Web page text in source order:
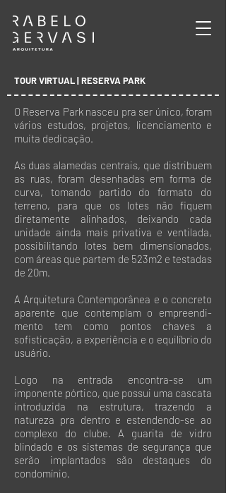
TOUR VIRTUAL |RESERVA PARK
O Reserva Park nasceu pra ser único, foram
vários estudos, projetos, licenciamento e
muita dedicação.
As duas alamedas centrais, que distribuem
as ruas, foram desenhadas em forma de
curva, tomando partido do formato do
terreno, para que os lotes não fiquem
diretamente alinhados, deixando cada
unidade ainda mais privativa e ventilada,
possibilitando lotes bem dimensionados,
com áreas que partem de 523m2 e testadas
de 20m.
A Arquitetura Contemporânea e o concreto
aparente que contemplam o empreendi-
mento tem como pontos chaves a
sofisticação, a experiência e o equilíbrio do
usuário.
Logo na entrada encontra-se um
imponente pórtico, que possui uma cascata
introduzida na estrutura, trazendo a
natureza pra dentro e estendendo-se ao
complexo do clube. A guarita de vidro
blindado e os sistemas de segurança que
serão implantados são destaques do
condomínio.